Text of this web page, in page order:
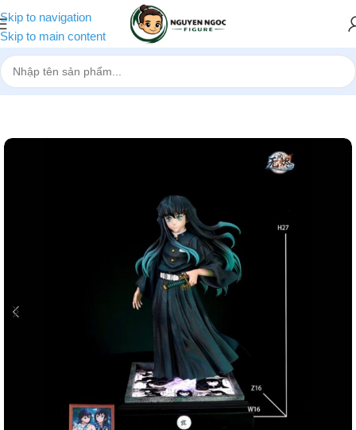
Skip to navigation
Skip to main content
Trang chủ»Cửa hàng»[Pre-order] Mô hình Kimetsu No Yaiba